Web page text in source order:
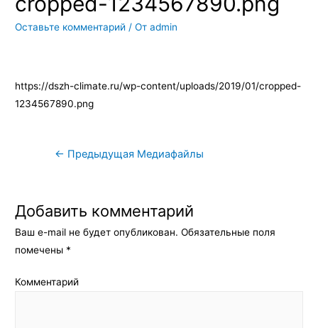
Оставьте комментарий / Отadmin
https://dszh-climate.ru/wp-content/uploads/2019/01/cropped-
1234567890.png
Навигация
← Предыдущая Медиафайлы
Добавить комментарий
Ваш e-mail не будет опубликован. Обязательные поля
помечены *
Комментарий